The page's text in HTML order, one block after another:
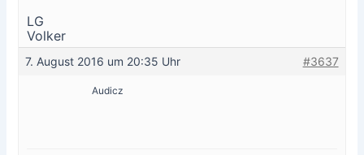
LG
Volker
7. August 2016 um 20:35 Uhr #3637
Audicz